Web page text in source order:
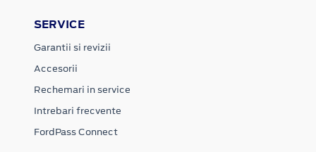
SERVICE
Garantii si revizii
Accesorii
Rechemari in service
Intrebari frecvente
FordPass Connect